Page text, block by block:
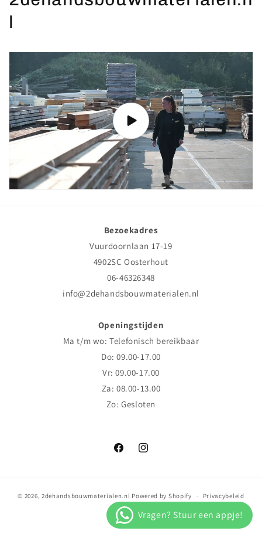
l
Bezoekadres
Vuurdoornlaan 17-19
4902SC Oosterhout
06-46326348
info@2dehandsbouwmaterialen.nl
Openingstijden
Ma t/m wo: Telefonisch bereikbaar
Do: 09.00-17.00
Vr: 09.00-17.00
Za: 08.00-13.00
Zo: Gesloten
FacebookInstagram
© 2026, 2dehandsbouwmaterialen.nl Powered by Shopify Privacybeleid
Verzendbeleid